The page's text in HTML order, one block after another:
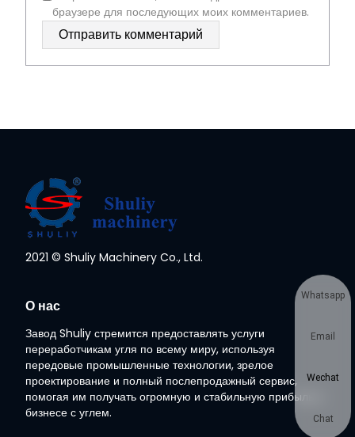
браузере для последующих моих комментариев.
2021 © Shuliy Machinery Co., Ltd.
О нас
Завод Shuliy стремится предоставлять услуги
переработчикам угля по всему миру, используя
передовые промышленные технологии, зрелое
проектирование и полный послепродажный сервис,
помогая им получать огромную и стабильную прибыль в
бизнесе с углем.
Whatsapp
Email
Wechat
Chat